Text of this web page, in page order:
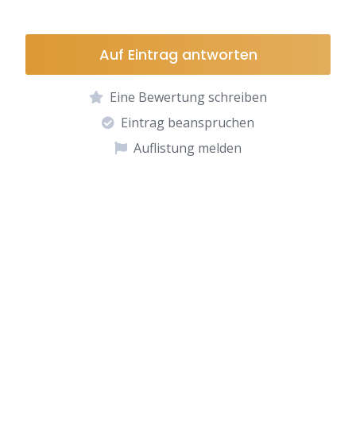
Auf Eintrag antworten
Eine Bewertung schreiben
Eintrag beanspruchen
Auflistung melden